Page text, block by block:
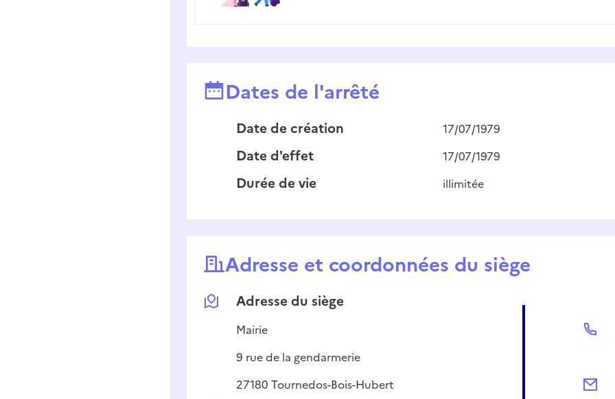
Dates de l'arrêté
Date de création 17/07/1979
Date d'effet 17/07/1979
Durée de vie illimitée
Adresse et coordonnées du siège
Adressedu siège
Mairie
9 rue de la gendarmerie
27180 Tournedos-Bois-Hubert